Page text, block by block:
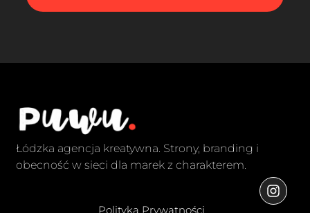
Łódzka agencja kreatywna. Strony, branding i
obecność w sieci dla marek z charakterem.
Polityka Prywatności